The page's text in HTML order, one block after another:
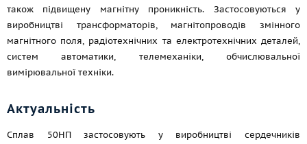
також підвищену магнітну проникність. Застосовуються у
виробництві трансформаторів, магнітопроводів змінного
магнітного поля, радіотехнічних та електротехнічних деталей,
систем автоматики, телемеханіки, обчислювальної
вимірювальної техніки.
Актуальність
Сплав 50НП застосовують у виробництві сердечників